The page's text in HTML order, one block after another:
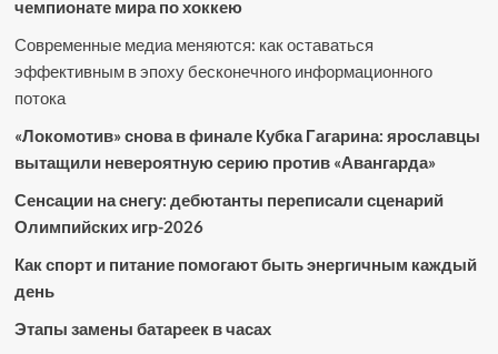
чемпионате мира по хоккею
Современные медиа меняются: как оставаться
эффективным в эпоху бесконечного информационного
потока
«Локомотив» снова в финале Кубка Гагарина: ярославцы
вытащили невероятную серию против «Авангарда»
Сенсации на снегу: дебютанты переписали сценарий
Олимпийских игр-2026
Как спорт и питание помогают быть энергичным каждый
день
Этапы замены батареек в часах